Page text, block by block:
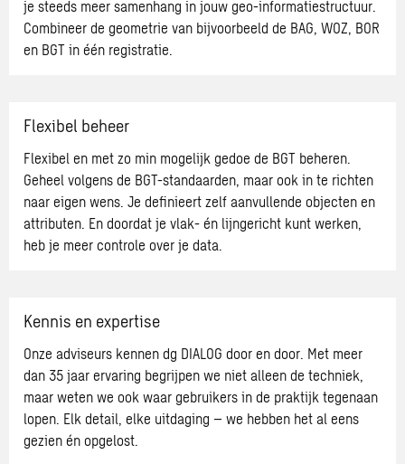
je steeds meer samenhang in jouw geo-informatiestructuur.
Combineer de geometrie van bijvoorbeeld de BAG, WOZ, BOR
en BGT in één registratie.
Flexibel beheer
Flexibel en met zo min mogelijk gedoe de BGT beheren.
Geheel volgens de BGT-standaarden, maar ook in te richten
naar eigen wens. Je definieert zelf aanvullende objecten en
attributen. En doordat je vlak- én lijngericht kunt werken,
heb je meer controle over je data.
Kennis en expertise
Onze adviseurs kennen dg DIALOG door en door. Met meer
dan 35 jaar ervaring begrijpen we niet alleen de techniek,
maar weten we ook waar gebruikers in de praktijk tegenaan
lopen. Elk detail, elke uitdaging – we hebben het al eens
gezien én opgelost.